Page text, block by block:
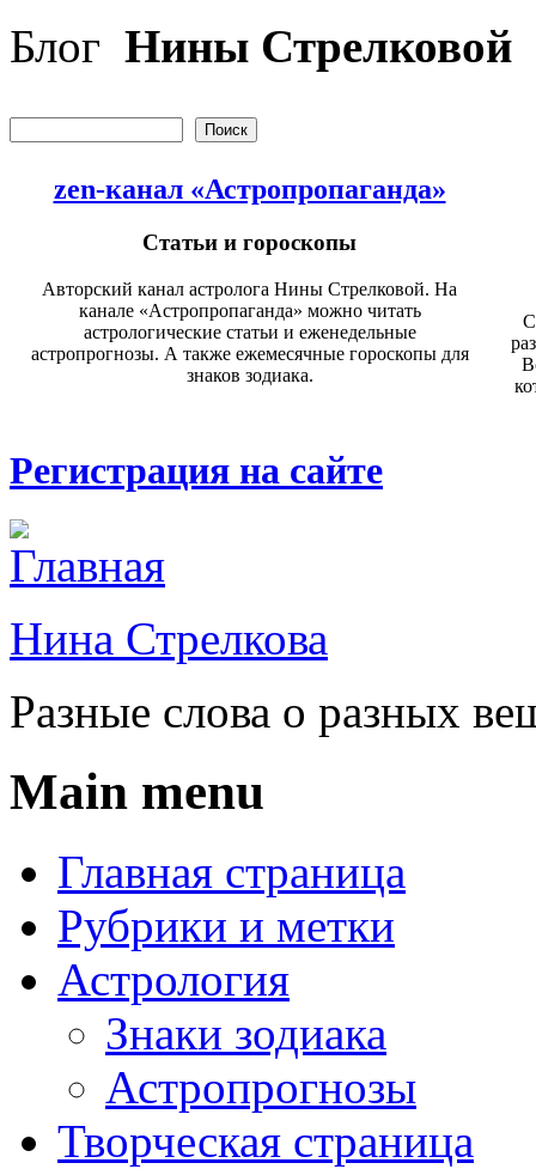
Перейти к основному содержанию
Блог Нины Стрелковой
Форма поиска
zen-канал «Астропропаганда»
Статьи и гороскопы
Авторский канал астролога Нины Стрелковой. На
канале «Астропропаганда» можно читать
астрологические статьи и еженедельные
астропрогнозы. А также ежемесячные гороскопы для
знаков зодиака.
Регистрация на сайте
Нина Стрелкова
Разные слова о разных
Main menu
Главная страница
Рубрики и метки
Астрология
Знаки зодиака
Астропрогнозы
Творческая страница